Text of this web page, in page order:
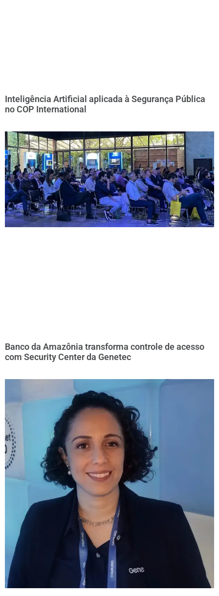
Inteligência Artificial aplicada à Segurança Pública
no COP International
Banco da Amazônia transforma controle de acesso
com Security Center da Genetec